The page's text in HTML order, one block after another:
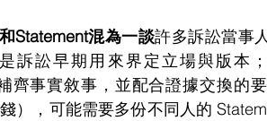
Statement混為一談許多訴訟當事
訴訟早期用來界定立場與版本
齊事實敘事，並配合證據交換的
），可能需要多份不同人的